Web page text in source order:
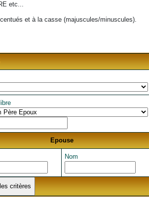
etc...
et à la casse (majuscules/minuscules).
Epouse
Nom